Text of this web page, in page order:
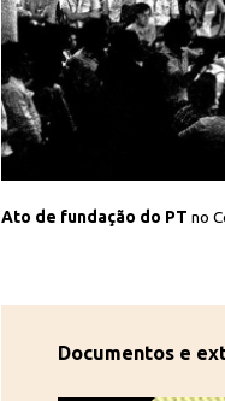
Ato de fundação do PT no
Documentos e